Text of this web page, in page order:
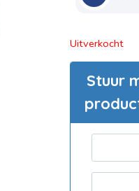
Uitverkocht
Stuur